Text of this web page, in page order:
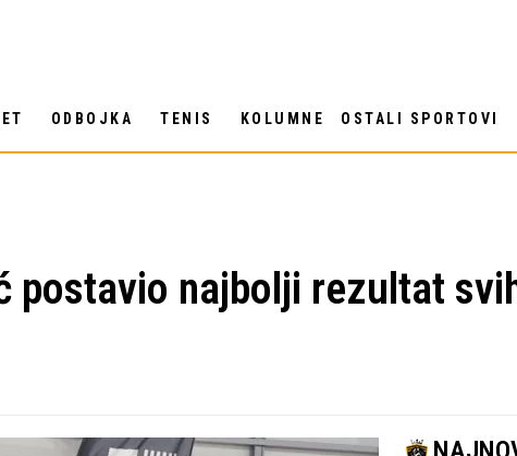
ODBOJKA TENIS KOLUMNE OSTALI SPORTOVI
postavio najbolji rezultat